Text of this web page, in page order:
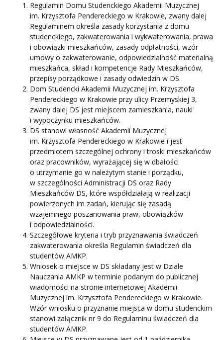
Regulamin Domu Studenckiego Akademii Muzycznej
im. Krzysztofa Pendereckiego w Krakowie, zwany dalej
Regulaminem określa zasady korzystania z domu
studenckiego, zakwaterowania i wykwaterowania, prawa
i obowiązki mieszkańców, zasady odpłatności, wzór
umowy o zakwaterowanie, odpowiedzialność materialną
mieszkańca, skład i kompetencje Rady Mieszkańców,
przepisy porządkowe i zasady odwiedzin w DS.
Dom Studencki Akademii Muzycznej im. Krzysztofa
Pendereckiego w Krakowie przy ulicy Przemyskiej 3,
zwany dalej DS jest miejscem zamieszkania, nauki
i wypoczynku mieszkańców.
DS stanowi własność Akademii Muzycznej
im. Krzysztofa Pendereckiego w Krakowie i jest
przedmiotem szczególnej ochrony i troski mieszkańców
oraz pracowników, wyrażającej się w dbałości
o utrzymanie go w należytym stanie i porządku,
w szczególności Administracji DS oraz Rady
Mieszkańców DS, które współdziałają w realizacji
powierzonych im zadań, kierując się zasadą
wzajemnego poszanowania praw, obowiązków
i odpowiedzialności.
Szczegółowe kryteria i tryb przyznawania świadczeń
zakwaterowania określa Regulamin świadczeń dla
studentów AMKP.
Wniosek o miejsce w DS składany jest w Dziale
Nauczania AMKP w terminie podanym do publicznej
wiadomości na stronie internetowej Akademii
Muzycznej im. Krzysztofa Pendereckiego w Krakowie.
Wzór wniosku o przyznanie miejsca w domu studenckim
stanowi załącznik nr 9 do Regulaminu świadczeń dla
studentów AMKP.